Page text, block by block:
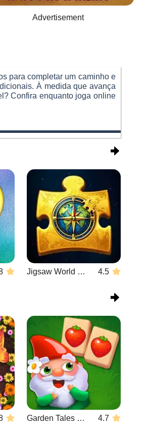
Advertisement
para completar um caminho e
À medida que avança
Confira enquanto joga online
Jigsaw World Challenge 4.5
Garden Tales Mahjong 4.7